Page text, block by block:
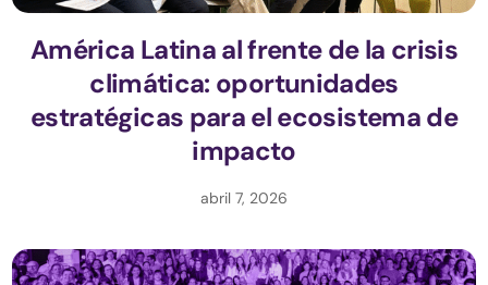
América Latina al frente de la crisis
climática: oportunidades
estratégicas para el ecosistema de
impacto
abril 7, 2026